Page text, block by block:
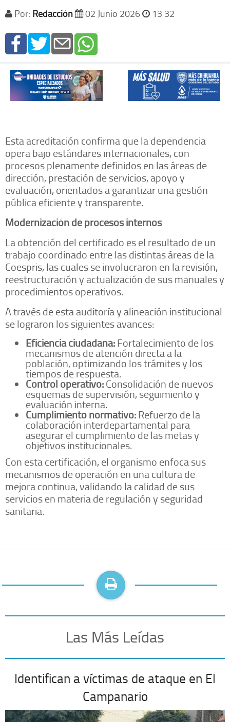
Por: Redacción 02 Junio 2026 13 32
Esta acreditación confirma que la dependencia
opera bajo estándares internacionales, con
procesos plenamente definidos en las áreas de
dirección, prestación de servicios, apoyo y
evaluación, orientados a garantizar una gestión
pública eficiente y transparente.
Modernización de procesos internos
La obtención del certificado es el resultado de un
trabajo coordinado entre las distintas áreas de la
Coespris, las cuales se involucraron en la revisión,
reestructuración y actualización de sus manuales y
procedimientos operativos.
A través de esta auditoría y alineación institucional
se lograron los siguientes avances:
Eficiencia ciudadana:Fortalecimiento de los
mecanismos de atención directa a la
población, optimizando los trámites y los
tiempos de respuesta.
Control operativo:Consolidación de nuevos
esquemas de supervisión, seguimiento y
evaluación interna.
Cumplimiento normativo:Refuerzo de la
colaboración interdepartamental para
asegurar el cumplimiento de las metas y
objetivos institucionales.
Con esta certificación, el organismo enfoca sus
mecanismos de operación en una cultura de
mejora continua, validando la calidad de sus
servicios en materia de regulación y seguridad
sanitaria.
Las Más Leídas
Identifican a víctimas de ataque en El
Campanario